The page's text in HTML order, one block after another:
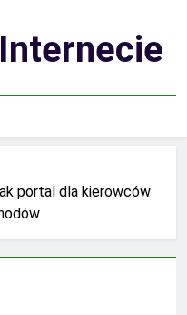
portal dla kierowców